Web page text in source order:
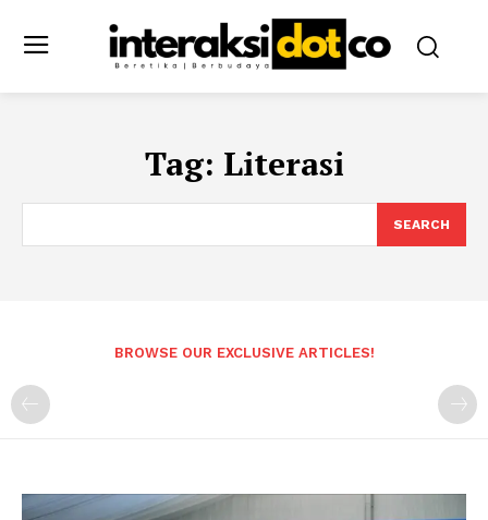
Tag: Literasi
SEARCH
BROWSE OUR EXCLUSIVE ARTICLES!